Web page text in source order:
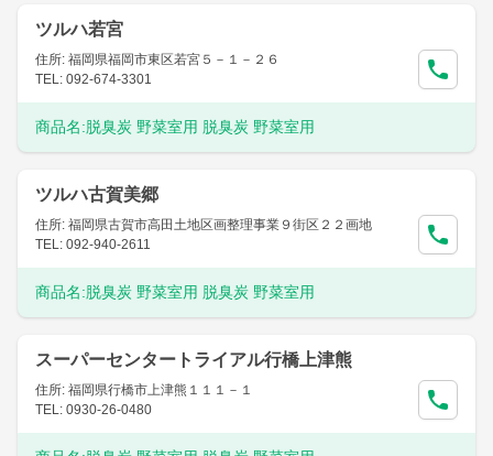
ツルハ若宮
住所: 福岡県福岡市東区若宮５－１－２６
TEL: 092-674-3301
商品名:脱臭炭 野菜室用 脱臭炭 野菜室用
ツルハ古賀美郷
住所: 福岡県古賀市高田土地区画整理事業９街区２２画地
TEL: 092-940-2611
商品名:脱臭炭 野菜室用 脱臭炭 野菜室用
スーパーセンタートライアル行橋上津熊
住所: 福岡県行橋市上津熊１１１－１
TEL: 0930-26-0480